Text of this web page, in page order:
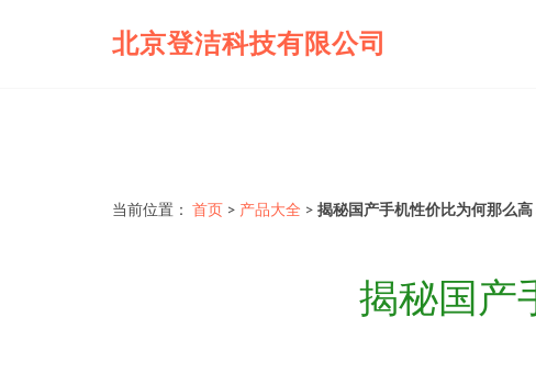
北京登洁科技有限公司
当前位置： 首页 > 产品大全 > 揭秘国产手机性价比为何那么
揭秘国产